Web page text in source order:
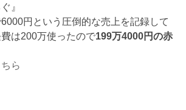
』
円という圧倒的な売上を記録して
は200万使ったので199万4000円の赤
ら